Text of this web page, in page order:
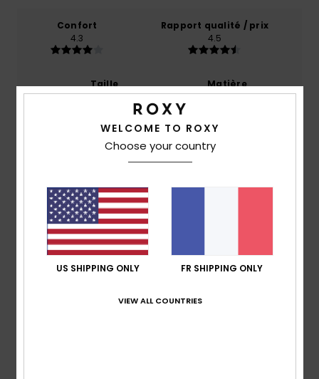
Confort
4.3
Rapport qualité / prix
4.5
Taille
Trop grand
Matière
5.0
Coloris
5.0
5
WELCOME TO ROXY
Choose your country
US SHIPPING ONLY FR SHIPPING ONLY
VIEW ALL COUNTRIES